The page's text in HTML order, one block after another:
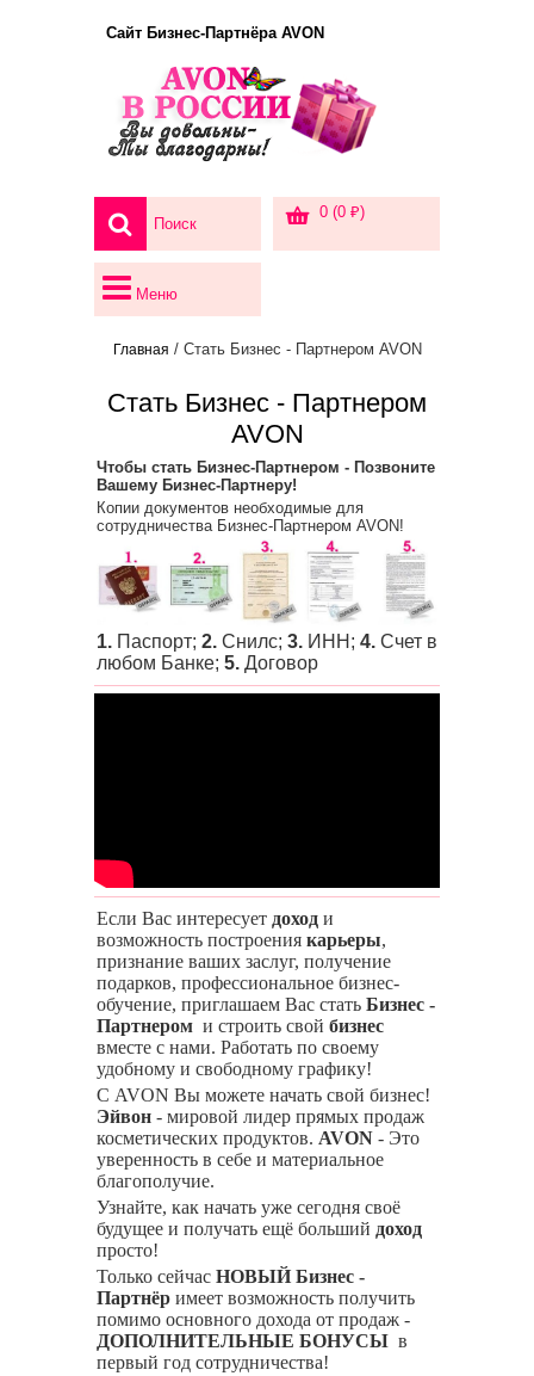
Сайт Бизнес-Партнёра AVON
0 (0 ₽)
Меню
Главная / Стать Бизнес - Партнером AVON
Стать Бизнес - Партнером
AVON
Чтобы стать Бизнес-Партнером - Позвоните
Вашему Бизнес-Партнеру!
Копии документов необходимые для
сотрудничества Бизнес-Партнером AVON!
1. Паспорт; 2. Снилс; 3. ИНН; 4. Счет в
любом Банке; 5. Договор
Если Вас интересует доход и
возможность построения карьеры,
признание ваших заслуг, получение
подарков, профессиональное бизнес-
обучение, приглашаем Вас стать Бизнес -
Партнером и строить свой бизнес
вместе с нами. Работать по своему
удобному и свободному графику!
С AVON Вы можете начать свой бизнес!
Эйвон - мировой лидер прямых продаж
косметических продуктов. AVON - Это
уверенность в себе и материальное
благополучие.
Узнайте, как начать уже сегодня своё
будущее и получать ещё больший доход
просто!
Только сейчас НОВЫЙ Бизнес -
Партнёр имеет возможность получить
помимо основного дохода от продаж -
ДОПОЛНИТЕЛЬНЫЕ БОНУСЫ в
первый год сотрудничества!